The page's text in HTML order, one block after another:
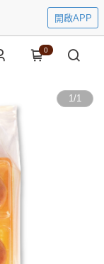
開啟APP
0
1/1